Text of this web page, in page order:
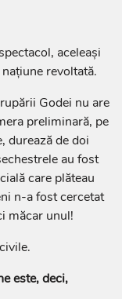
aceleași
revoltată.
Godei nu are
preliminară, pe
durează de doi
au fost
care plăteau
n-a fost cercetat
măcar unul!
este, deci,